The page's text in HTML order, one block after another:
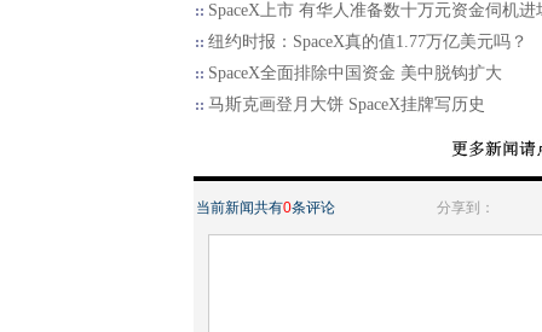
SpaceX上市 有华人准备数十万元资金伺机进
纽约时报：SpaceX真的值1.77万亿美元吗？
SpaceX全面排除中国资金 美中脱钩扩大
马斯克画登月大饼 SpaceX挂牌写历史
当前新闻共有0条评论 分享到：